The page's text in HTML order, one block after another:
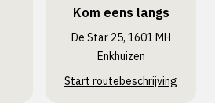
Kom eens langs
De Star 25, 1601 MH
Enkhuizen
Start routebeschrijving